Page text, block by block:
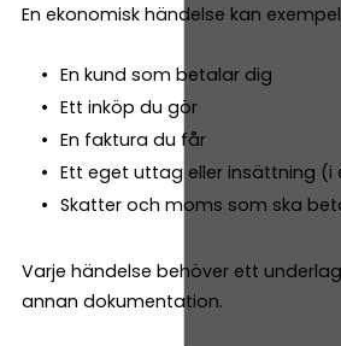
En ekonomisk händelse kan
En kund som betalar dig
Ett inköp du gör
En faktura du får
Ett eget uttag eller insättning (i
Skatter och moms som ska
Varje händelse behöver ett
annan dokumentation.